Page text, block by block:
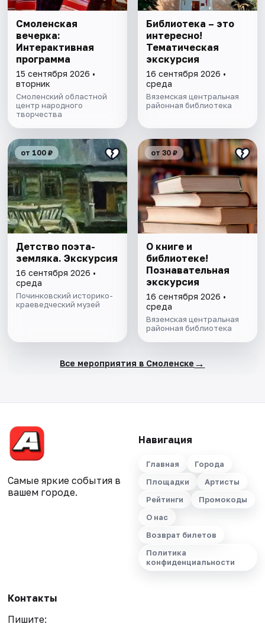
Смоленская
вечерка:
Интерактивная
программа
15 сентября 2026 •
вторник
Смоленский областной
центр народного
творчества
Библиотека – это
интересно!
Тематическая
экскурсия
16 сентября 2026 •
среда
Вяземская центральная
районная библиотека
от 100 ₽
Детство поэта-
земляка. Экскурсия
16 сентября 2026 •
среда
Починковский историко-
краеведческий музей
от 30 ₽
О книге и
библиотеке!
Познавательная
экскурсия
16 сентября 2026 •
среда
Вяземская центральная
районная библиотека
Все мероприятия в Смоленске →
Самые яркие события в
вашем городе.
Навигация
Главная
Города
Площадки
Артисты
Рейтинги
Промокоды
О нас
Возврат билетов
Политика
конфиденциальности
Контакты
Пишите: